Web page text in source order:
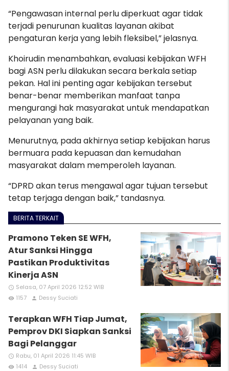
“Pengawasan internal perlu diperkuat agar tidak
terjadi penurunan kualitas layanan akibat
pengaturan kerja yang lebih fleksibel,” jelasnya.
Khoirudin menambahkan, evaluasi kebijakan WFH
bagi ASN perlu dilakukan secara berkala setiap
pekan. Hal ini penting agar kebijakan tersebut
benar-benar memberikan manfaat tanpa
mengurangi hak masyarakat untuk mendapatkan
pelayanan yang baik.
Menurutnya, pada akhirnya setiap kebijakan harus
bermuara pada kepuasan dan kemudahan
masyarakat dalam memperoleh layanan.
“DPRD akan terus mengawal agar tujuan tersebut
tetap terjaga dengan baik,” tandasnya.
BERITA TERKAIT
Pramono Teken SE WFH,
Atur Sanksi Hingga
Pastikan Produktivitas
Kinerja ASN
access_time Selasa, 07 April 2026 12:52 WIB
remove_red_eye 1157 person Dessy Suciati
Terapkan WFH Tiap Jumat,
Pemprov DKI Siapkan Sanksi
Bagi Pelanggar
access_time Rabu, 01 April 2026 11:45 WIB
remove_red_eye 1414 person Dessy Suciati